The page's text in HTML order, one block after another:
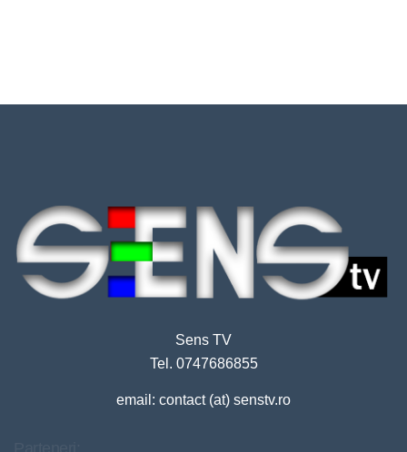
Sens TV
Tel. 0747686855
email: contact (at) senstv.ro